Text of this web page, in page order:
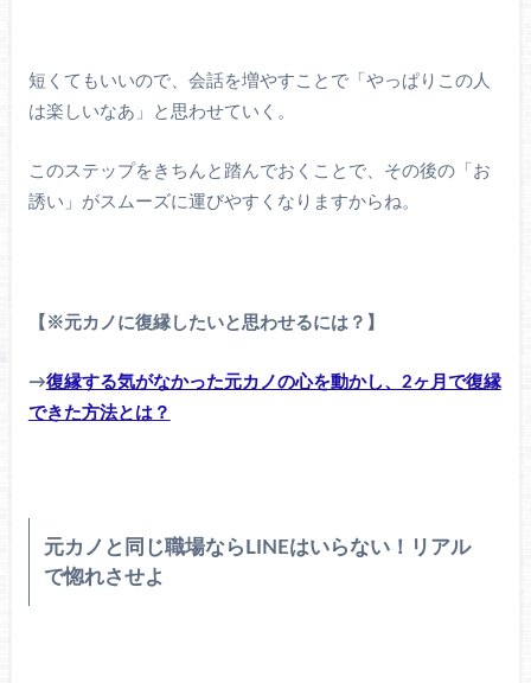
短くてもいいので、会話を増やすことで「やっぱりこの人
は楽しいなあ」と思わせていく。
このステップをきちんと踏んでおくことで、その後の「お
誘い」がスムーズに運びやすくなりますからね。
【※元カノに復縁したいと思わせるには？】
→復縁する気がなかった元カノの心を動かし、2ヶ月で復縁
できた方法とは？
元カノと同じ職場ならLINEはいらない！リアル
で惚れさせよ